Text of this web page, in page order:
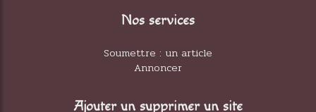
Nos services
Soumettre : un article
Annoncer
Ajouter un supprimer un site